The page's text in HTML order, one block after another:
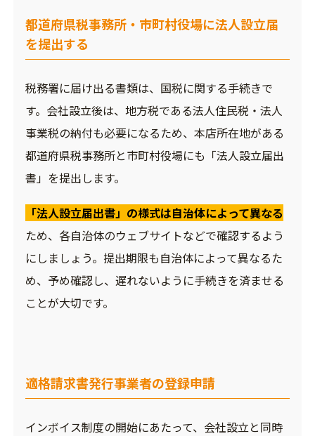
都道府県税事務所・市町村役場に法人設立届
を提出する
税務署に届け出る書類は、国税に関する手続きで
す。会社設立後は、地方税である法人住民税・法人
事業税の納付も必要になるため、本店所在地がある
都道府県税事務所と市町村役場にも「法人設立届出
書」を提出します。
「法人設立届出書」の様式は自治体によって異なる
ため、各自治体のウェブサイトなどで確認するよう
にしましょう。提出期限も自治体によって異なるた
め、予め確認し、遅れないように手続きを済ませる
ことが大切です。
適格請求書発行事業者の登録申請
インボイス制度の開始にあたって、会社設立と同時